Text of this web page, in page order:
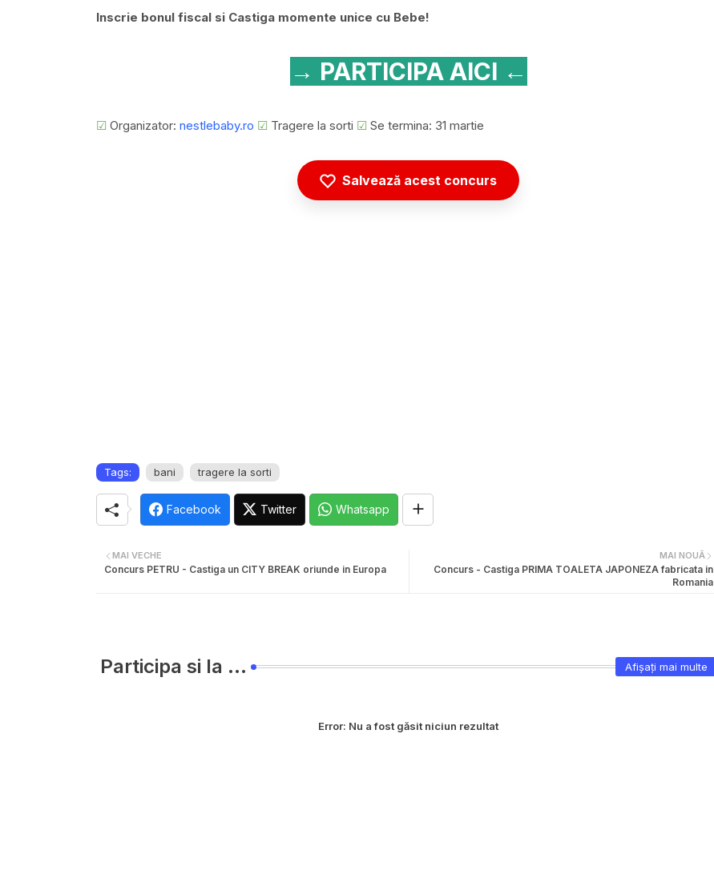
Inscrie bonul fiscal si Castiga momente unice cu Bebe!
→ PARTICIPA AICI ←
☑ Organizator: nestlebaby.ro ☑ Tragere la sorti ☑ Se termina: 31 martie
Salvează acest concurs
Tags: bani tragere la sorti
Facebook Twitter Whatsapp
MAI NOUĂ
Concurs - Castiga PRIMA TOALETA JAPONEZA fabricata in
Romania
MAI VECHE
Concurs PETRU - Castiga un CITY BREAK oriunde in Europa
Participa si la ... Afișați mai multe
Error: Nu a fost găsit niciun rezultat